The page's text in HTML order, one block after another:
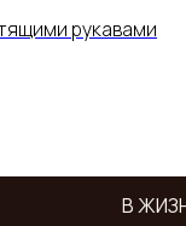
рукавами
В